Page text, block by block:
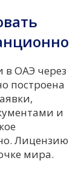
в ОАЭ через
построена
и
Лицензию
мира.